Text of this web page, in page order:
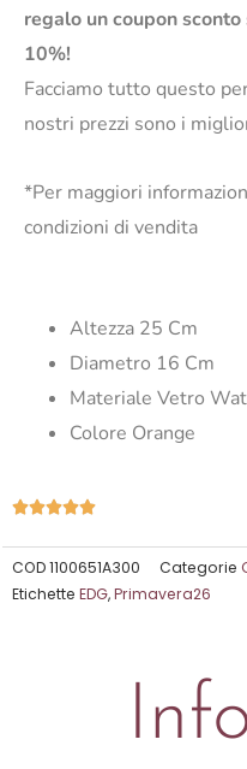
regalo un coupon
10%!
Facciamo tutto questo
nostri prezzi sono i
*Per maggiori
condizioni di vendita
Altezza 25 Cm
Diametro 16 Cm
Materiale Vetro
Colore Orange
Valutazione
su
5
COD1100651A300 Categorie
Etichette EDG,Primavera26